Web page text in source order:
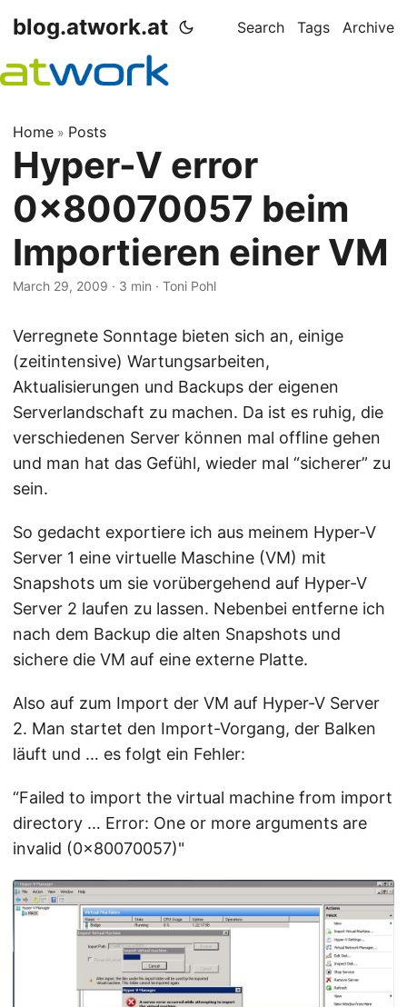
blog.atwork.at Search Tags Archive
Home » Posts
Hyper-V error
0x80070057 beim
Importieren einer VM
March 29, 2009 · 3 min · Toni Pohl
Verregnete Sonntage bieten sich an, einige
(zeitintensive) Wartungsarbeiten,
Aktualisierungen und Backups der eigenen
Serverlandschaft zu machen. Da ist es ruhig, die
verschiedenen Server können mal offline gehen
und man hat das Gefühl, wieder mal “sicherer” zu
sein.
So gedacht exportiere ich aus meinem Hyper-V
Server 1 eine virtuelle Maschine (VM) mit
Snapshots um sie vorübergehend auf Hyper-V
Server 2 laufen zu lassen. Nebenbei entferne ich
nach dem Backup die alten Snapshots und
sichere die VM auf eine externe Platte.
Also auf zum Import der VM auf Hyper-V Server
2. Man startet den Import-Vorgang, der Balken
läuft und … es folgt ein Fehler:
“Failed to import the virtual machine from import
directory … Error: One or more arguments are
invalid (0x80070057)"